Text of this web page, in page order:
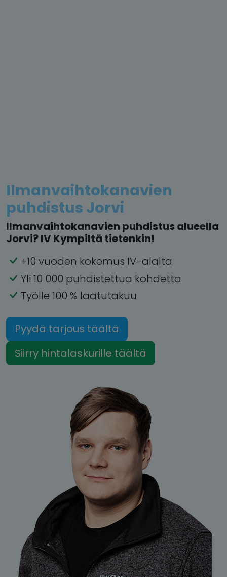
Ilmanvaihtokanavien
puhdistus Jorvi
Ilmanvaihtokanavien puhdistus alueella
Jorvi? IV Kympiltä tietenkin!
+10 vuoden kokemus IV-alalta
Yli 10 000 puhdistettua kohdetta
Työlle 100 % laatutakuu
Pyydä tarjous täältä
Siirry hintalaskurille täältä